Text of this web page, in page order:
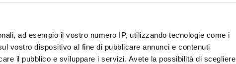
ad esempio il vostro numero IP, utilizzando tecnologie come i
vostro dispositivo al fine di pubblicare annunci e contenuti
il pubblico e sviluppare i servizi. Avete la possibilità di scegliere